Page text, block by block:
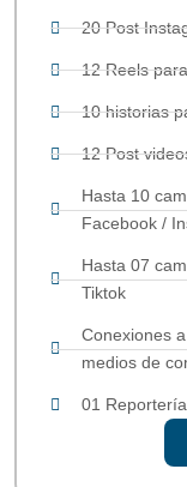
20 Post
12 Reels
10 historias
12 Post
Hasta 10
Facebook /
Hasta 07
Tiktok
Conexiones
medios de
01